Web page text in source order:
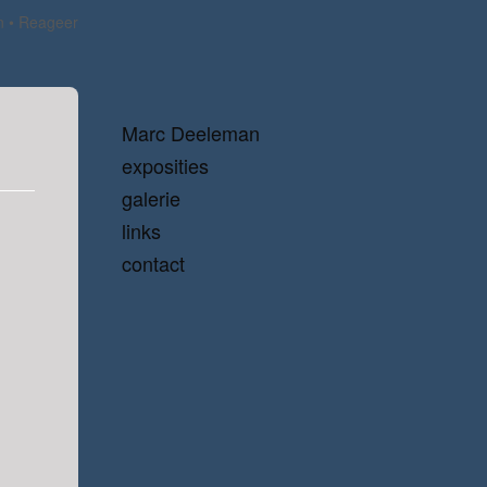
Reageer
Marc Deeleman
exposities
galerie
links
contact